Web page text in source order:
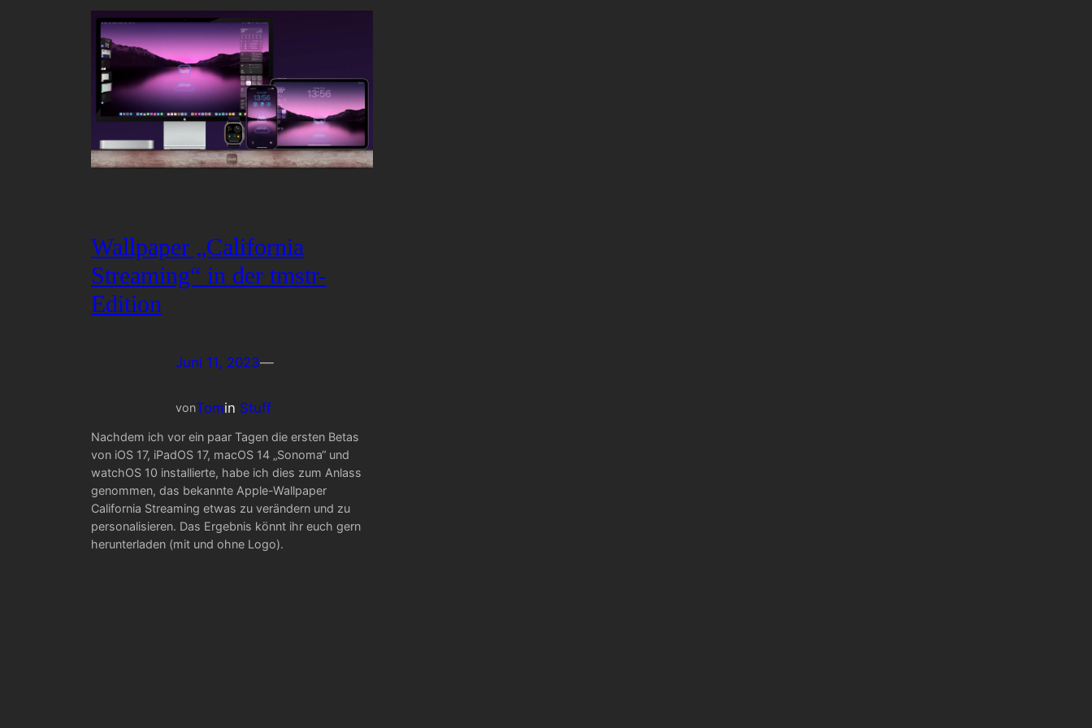
Wallpaper „California
Streaming“ in der tmstr-
Edition
Juni 11, 2023—
vonTomin Stuff
Nachdem ich vor ein paar Tagen die ersten Betas
von iOS 17, iPadOS 17, macOS 14 „Sonoma“ und
watchOS 10 installierte, habe ich dies zum Anlass
genommen, das bekannte Apple-Wallpaper
California Streaming etwas zu verändern und zu
personalisieren. Das Ergebnis könnt ihr euch gern
herunterladen (mit und ohne Logo).